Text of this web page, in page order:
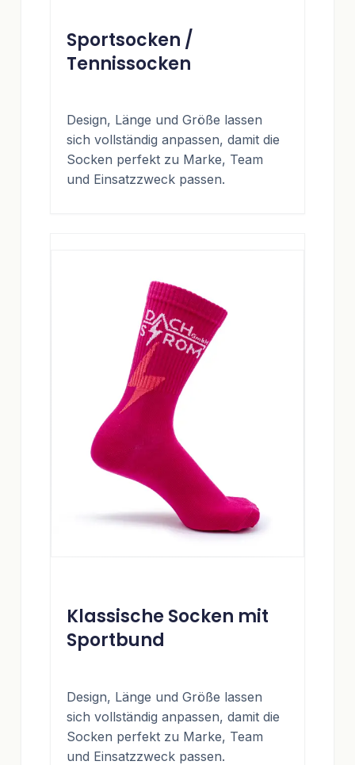
Sportsocken /
Tennissocken
Design, Länge und Größe lassen
sich vollständig anpassen, damit die
Socken perfekt zu Marke, Team
und Einsatzzweck passen.
Klassische Socken mit
Sportbund
Design, Länge und Größe lassen
sich vollständig anpassen, damit die
Socken perfekt zu Marke, Team
und Einsatzzweck passen.